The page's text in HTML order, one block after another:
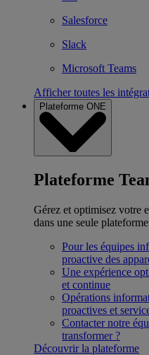
Salesforce
Slack
Microsoft Teams
Afficher toutes les
Plateforme ONE
Plateforme
Gérez et optimisez votre
dans une seule
Pour les équipes
proactive des
Une expérience
et continue
Opérations
proactives et
Contacter notre
transformer ?
Découvrir la plateforme